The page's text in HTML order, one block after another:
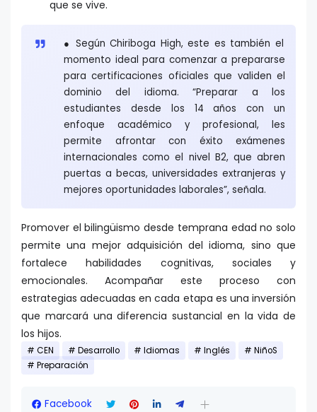
que se vive.
● Según Chiriboga High, este es también el
momento ideal para comenzar a prepararse
para certificaciones oficiales que validen el
dominio del idioma. “Preparar a los
estudiantes desde los 14 años con un
enfoque académico y profesional, les
permite afrontar con éxito exámenes
internacionales como el nivel B2, que abren
puertas a becas, universidades extranjeras y
mejores oportunidades laborales”, señala.
Promover el bilingüismo desde temprana edad no solo
permite una mejor adquisición del idioma, sino que
fortalece habilidades cognitivas, sociales y
emocionales. Acompañar este proceso con
estrategias adecuadas en cada etapa es una inversión
que marcará una diferencia sustancial en la vida de
los hijos.
CEN Desarrollo Idiomas Inglés
NiñoS
Preparación
Facebook